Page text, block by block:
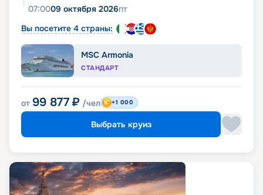
07:0009 октября 2026пт
Вы посетите 4 страны:
MSC Armonia
СТАНДАРТ
от 99 877 ₽ /чел +1 000
Выбрать круиз